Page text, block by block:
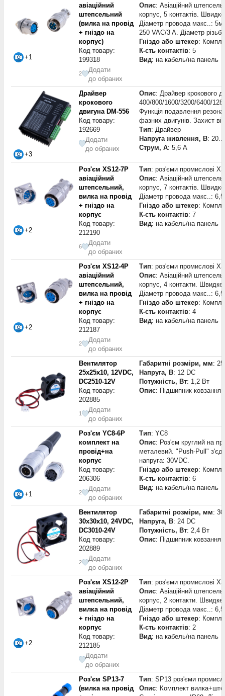
+1
авіаційний
штепсельний
(вилка на провід
+ гніздо на
корпус)
Код товару:
199318
2
Додати
до обраних
Опис: Авіаційний
корпус, 5 контактів.
Діаметр провода макс..:
250 VAC/3 A. Діаметр
Гніздо або штекер:
К-сть контактів: 5
Вид: на кабель/на панель
+3
Драйвер
крокового
двигуна DM-556
Код товару:
192669
Додати
до обраних
Опис: Драйвер крокового
400/800/1600/3200/6400/
Функція подавлення
фазних двигунів. Захист
Тип: Драйвер
Напруга живлення, В:
Струм, А: 5,6 А
+2
Роз'єм XS12-7P
авіаційний
штепсельний,
вилка на провід
+ гніздо на
корпус
Код товару:
212190
6
Додати
до обраних
Тип: роз'єми промислові
Опис: Авіаційний
корпус, 7 контактів.
Діаметр провода макс..:
Гніздо або штекер:
К-сть контактів: 7
Вид: на кабель/на панель
+2
Роз'єм XS12-4P
авіаційний
штепсельний,
вилка на провід
+ гніздо на
корпус
Код товару:
212187
2
Додати
до обраних
Тип: роз'єми промислові
Опис: Авіаційний
корпус, 4 контакти. Швидке
Діаметр провода макс..:
Гніздо або штекер:
К-сть контактів: 4
Вид: на кабель/на панель
Вентилятор
25x25x10, 12VDC,
DC2510-12V
Код товару:
202885
1
Додати
до обраних
Габаритні розміри, мм:
Напруга, В: 12 DC
Потужність, Вт: 1,2 Вт
Опис: Підшипник ковзання
+1
Роз'єм YC8-6P
комплект на
провід+на
корпус
Код товару:
206306
2
Додати
до обраних
Тип: YC8
Опис: Роз'єм круглий на
металевий. "Push-Pull"
напруга: 30VDC.
Гніздо або штекер:
К-сть контактів: 6
Вид: на кабель/на панель
Вентилятор
30x30x10, 24VDC,
DC3010-24V
Код товару:
202889
2
Додати
до обраних
Габаритні розміри, мм:
Напруга, В: 24 DC
Потужність, Вт: 2,4 Вт
Опис: Підшипник ковзання
+2
Роз'єм XS12-2P
авіаційний
штепсельний,
вилка на провід
+ гніздо на
корпус
Код товару:
212185
Додати
до обраних
Тип: роз'єми промислові
Опис: Авіаційний
корпус, 2 контакти. Швидке
Діаметр провода макс..:
Гніздо або штекер:
К-сть контактів: 2
Вид: на кабель/на панель
Роз'єм SP13-7
(вилка на провід
Тип: SP13 роз'єми
Опис: Комплект